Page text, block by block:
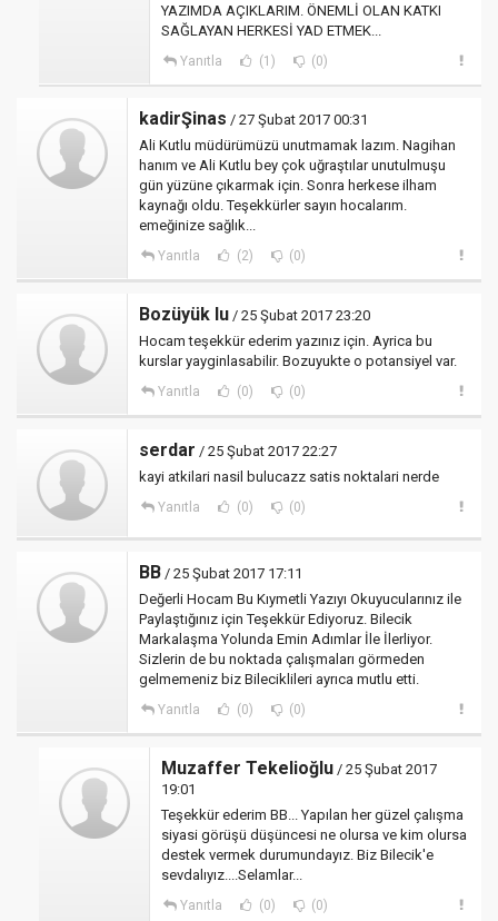
YAZIMDA AÇIKLARIM. ÖNEMLİ OLAN KATKI
SAĞLAYAN HERKESİ YAD ETMEK...
Yanıtla (1) (0)
kadirŞinas / 27 Şubat 2017 00:31
Ali Kutlu müdürümüzü unutmamak lazım. Nagihan
hanım ve Ali Kutlu bey çok uğraştılar unutulmuşu
gün yüzüne çıkarmak için. Sonra herkese ilham
kaynağı oldu. Teşekkürler sayın hocalarım.
emeğinize sağlık...
Yanıtla (2) (0)
Bozüyük lu / 25 Şubat 2017 23:20
Hocam teşekkür ederim yazınız için. Ayrica bu
kurslar yayginlasabilir. Bozuyukte o potansiyel var.
Yanıtla (0) (0)
serdar / 25 Şubat 2017 22:27
kayi atkilari nasil bulucazz satis noktalari nerde
Yanıtla (0) (0)
BB / 25 Şubat 2017 17:11
Değerli Hocam Bu Kıymetli Yazıyı Okuyucularınız ile
Paylaştığınız için Teşekkür Ediyoruz. Bilecik
Markalaşma Yolunda Emin Adımlar İle İlerliyor.
Sizlerin de bu noktada çalışmaları görmeden
gelmemeniz biz Bileciklileri ayrıca mutlu etti.
Yanıtla (0) (0)
Muzaffer Tekelioğlu / 25 Şubat 2017
19:01
Teşekkür ederim BB... Yapılan her güzel çalışma
siyasi görüşü düşüncesi ne olursa ve kim olursa
destek vermek durumundayız. Biz Bilecik'e
sevdalıyız....Selamlar...
Yanıtla (0) (0)